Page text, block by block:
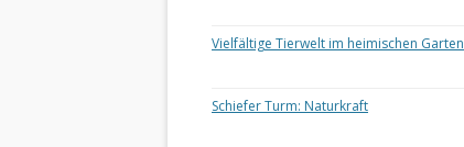
Vielfältige Tierwelt im heimischen Garten
Schiefer Turm: Naturkraft